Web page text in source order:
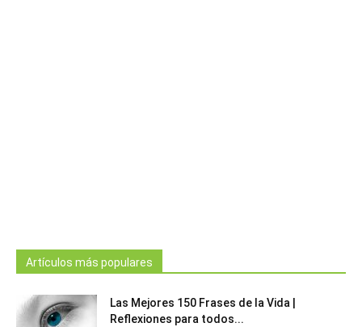
Artículos más populares
Las Mejores 150 Frases de la Vida |
Reflexiones para todos...